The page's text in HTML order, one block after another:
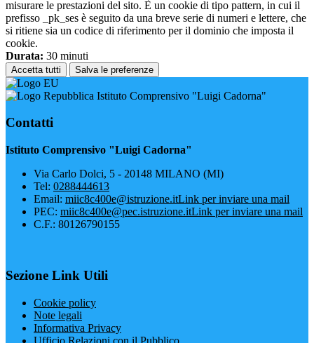
misurare le prestazioni del sito. È un cookie di tipo pattern, in cui il
prefisso _pk_ses è seguito da una breve serie di numeri e lettere, che
si ritiene sia un codice di riferimento per il dominio che imposta il
cookie.
Durata: 30 minuti
Accetta tutti Salva le preferenze
Istituto Comprensivo "Luigi Cadorna"
Contatti
Istituto Comprensivo "Luigi Cadorna"
Via Carlo Dolci, 5 - 20148 MILANO (MI)
Tel: 0288444613
Email: miic8c400e@istruzione.itLink per inviare una mail
PEC: miic8c400e@pec.istruzione.itLink per inviare una mail
C.F.: 80126790155
Sezione Link Utili
Cookie policy
Note legali
Informativa Privacy
Ufficio Relazioni con il Pubblico